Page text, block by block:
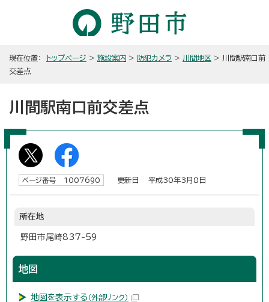
現在位置： トップページ > 施設案内 > 防犯カメラ > 川間地区 > 川間駅南口前
交差点
川間駅南口前交差点
ページ番号 1007690 更新日 平成30年3月8日
所在地
野田市尾崎837-59
地図
地図を表示する （外部リンク）